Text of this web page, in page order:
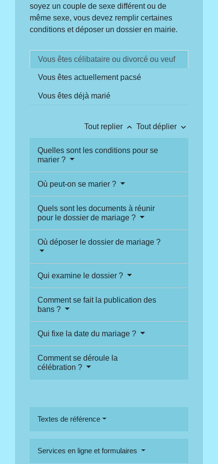
soyez un couple de sexe différent ou de
même sexe, vous devez remplir certaines
conditions et déposer un dossier en mairie.
Vous êtes célibataire ou divorcé ou veuf
Vous êtes actuellement pacsé
Vous êtes déjà marié
Tout replier keyboard_arrow_up Tout déplier keyboard_arrow_down
Quelles sont les conditions pour se
marier ?
Où peut-on se marier ?
Quels sont les documents à réunir
pour le dossier de mariage ?
Où déposer le dossier de mariage ?
Qui examine le dossier ?
Comment se fait la publication des
bans ?
Qui fixe la date du mariage ?
Comment se déroule la
célébration ?
Textes de référence
Services en ligne et formulaires